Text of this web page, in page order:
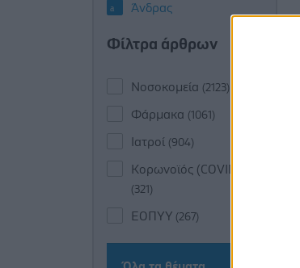
Άνδρας
Φίλτρα άρθρων
Νοσοκομεία (2123)
Φάρμακα (1061)
Ιατροί (904)
Κορωνοϊός (COVID-19)
(321)
ΕΟΠΥΥ (267)